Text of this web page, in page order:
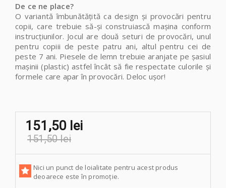
De ce ne place?
O variantă îmbunătățită ca design și provocări pentru
copii, care trebuie să-și construiască mașina conform
instrucțiunilor. Jocul are două seturi de provocări, unul
pentru copiii de peste patru ani, altul pentru cei de
peste 7 ani. Piesele de lemn trebuie aranjate pe șasiul
mașinii (plastic) astfel încât să fie respectate culorile și
formele care apar în provocări. Deloc ușor!
151,50 lei
151,50 lei
Nici un punct de loialitate pentru acest produs
deoarece este în promoție.